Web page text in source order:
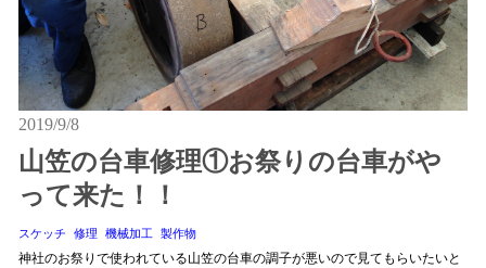
2019/9/8
山笠の台車修理①お祭りの台車がや
って来た！！
スケッチ 修理 機械加工 製作物
神社のお祭りで使われている山笠の台車の調子が悪いので見てもらいたいと